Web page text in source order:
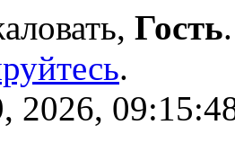
Гость
.
2026,